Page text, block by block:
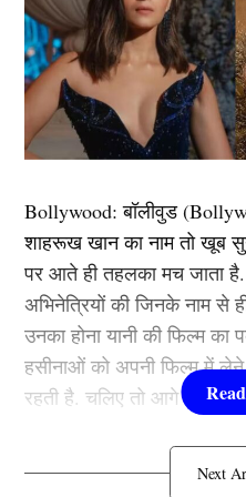
Sunrisers Hyderabad
लखनऊ सुपर जाइंट्स ने टॉस
लिया। मगर यह उनकी बेहद
मिलकर 20 ओवर में महज 165
बाद लखनऊ का स्कोर महज
कि आखिर में आयुष बड़ोनी और
खेलकर टीम को सम्मानजनक
आयुष ने 30 गेंदों पर 55 रन,
बनाए। वहीं, कप्तान केएल
हैदराबाद की तरह से
Bollywood:बॉलीवुड (
शाहरूख खान का नाम तो खूब
पर आते ही तहलका मच जाता
अभिनेत्रियों की जिनके नाम से
उनका होना यानी की फिल्म का
हसीनाओं को अपनी फिल्म में
रहती है. चलिए तो आगे जानते
कौन हैंBollywood